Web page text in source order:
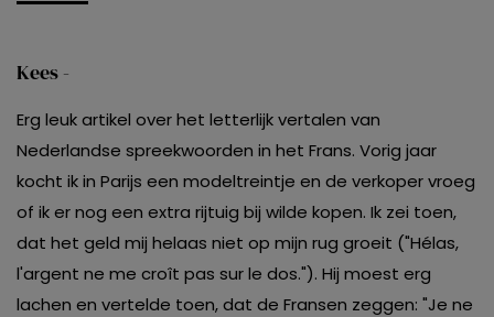
Kees -
Erg leuk artikel over het letterlijk vertalen van
Nederlandse spreekwoorden in het Frans. Vorig jaar
kocht ik in Parijs een modeltreintje en de verkoper vroeg
of ik er nog een extra rijtuig bij wilde kopen. Ik zei toen,
dat het geld mij helaas niet op mijn rug groeit ("Hélas,
l'argent ne me croît pas sur le dos."). Hij moest erg
lachen en vertelde toen, dat de Fransen zeggen: "Je ne